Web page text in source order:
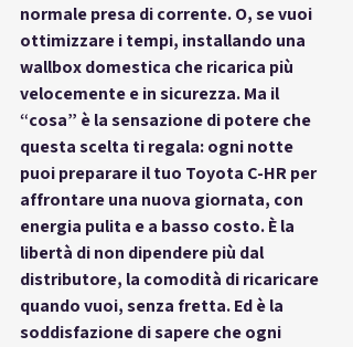
normale presa di corrente. O, se vuoi
ottimizzare i tempi, installando una
wallbox domestica che ricarica più
velocemente e in sicurezza. Ma il
“cosa” è la sensazione di potere che
questa scelta ti regala: ogni notte
puoi preparare il tuo Toyota C-HR per
affrontare una nuova giornata, con
energia pulita e a basso costo. È la
libertà di non dipendere più dal
distributore, la comodità di ricaricare
quando vuoi, senza fretta. Ed è la
soddisfazione di sapere che ogni